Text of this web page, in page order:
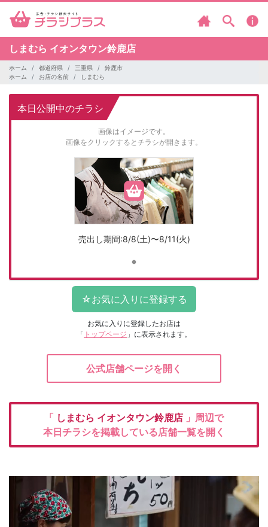
しまむら イオンタウン鈴鹿店
ホーム 都道府県 三重県
鈴鹿市
ホーム
お店の名前 しまむら
本日公開中のチラシ
画像はイメージです。
画像をクリックするとチラシが開きます。
売出し期間:8/8(土)〜8/11(火)
お気に入りに登録したお店は
「 トップページ 」に表示されます。
公式店舗ページを開く
「 しまむら イオンタウン鈴鹿店 」周辺で
本日チラシを掲載している店舗一覧を開く